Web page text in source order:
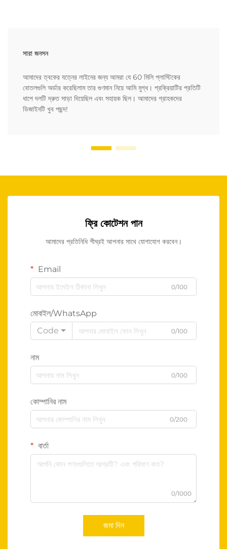
সারা জনসন
আমাদের ত্বকের যত্নের লাইনের জন্য আমরা যে 60 মিলি প্লাস্টিকের
বোতলগুলি অর্ডার করেছিলাম তার গুণমান নিয়ে আমি মুগ্ধ। প্রক্রিয়াটির প্রতিটি
ধাপে দলটি দ্রুত সাড়া দিয়েছিল এবং সহায়ক ছিল। আমাদের গ্রাহকদের
ডিজাইনটি খুব পছন্দ!
ফ্রি কোটেশন পান
আমাদের প্রতিনিধি শীঘ্রই আপনার সাথে যোগাযোগ করবেন।
Email
0/100
মোবাইল/WhatsApp
Code
0/100
নাম
0/100
কোম্পানির নাম
0/200
বার্তা
0/1000
জমা দিন